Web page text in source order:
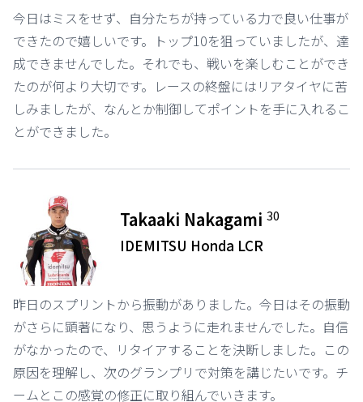
今日はミスをせず、自分たちが持っている力で良い仕事が
できたので嬉しいです。トップ10を狙っていましたが、達
成できませんでした。それでも、戦いを楽しむことができ
たのが何より大切です。レースの終盤にはリアタイヤに苦
しみましたが、なんとか制御してポイントを手に入れるこ
とができました。
Takaaki Nakagami30
IDEMITSU Honda LCR
昨日のスプリントから振動がありました。今日はその振動
がさらに顕著になり、思うように走れませんでした。自信
がなかったので、リタイアすることを決断しました。この
原因を理解し、次のグランプリで対策を講じたいです。チ
ームとこの感覚の修正に取り組んでいきます。